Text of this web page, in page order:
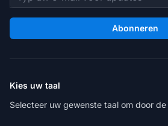
Abonneren
Kies uw taal
Selecteer uw gewenste taal om door